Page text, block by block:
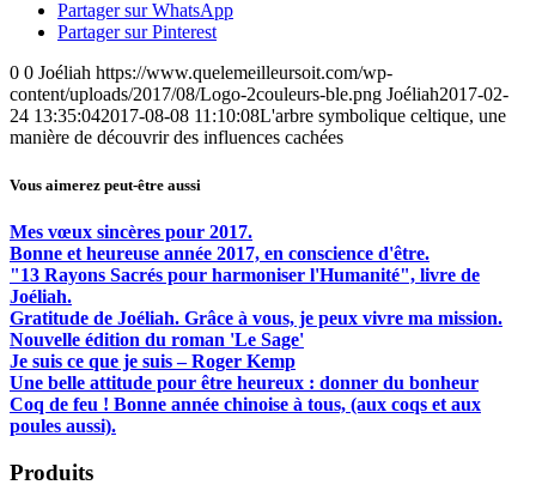
Partager sur WhatsApp
Partager sur Pinterest
0 0 Joéliah https://www.quelemeilleursoit.com/wp-
content/uploads/2017/08/Logo-2couleurs-ble.png Joéliah2017-02-
24 13:35:042017-08-08 11:10:08L'arbre symbolique celtique, une
manière de découvrir des influences cachées
Vous aimerez peut-être aussi
Mes vœux sincères pour 2017.
Bonne et heureuse année 2017, en conscience d'être.
"13 Rayons Sacrés pour harmoniser l'Humanité", livre de
Joéliah.
Gratitude de Joéliah. Grâce à vous, je peux vivre ma mission.
Nouvelle édition du roman 'Le Sage'
Je suis ce que je suis – Roger Kemp
Une belle attitude pour être heureux : donner du bonheur
Coq de feu ! Bonne année chinoise à tous, (aux coqs et aux
poules aussi).
Produits